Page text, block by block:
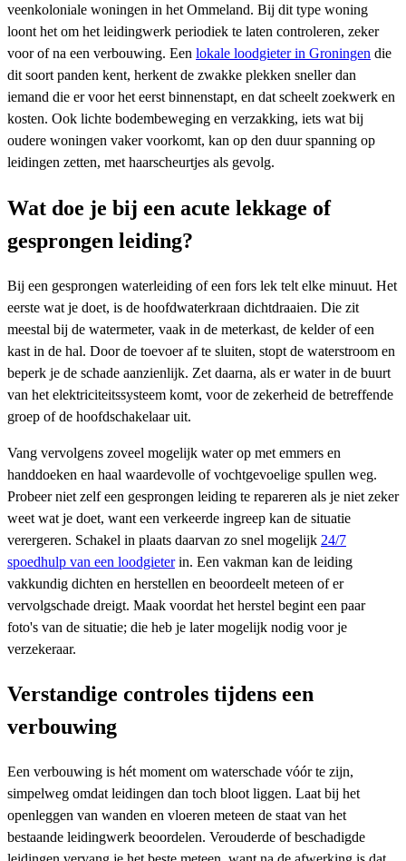
veenkoloniale woningen in het Ommeland. Bij dit type woning
loont het om het leidingwerk periodiek te laten controleren, zeker
voor of na een verbouwing. Een lokale loodgieter in Groningen die
dit soort panden kent, herkent de zwakke plekken sneller dan
iemand die er voor het eerst binnenstapt, en dat scheelt zoekwerk en
kosten. Ook lichte bodembeweging en verzakking, iets wat bij
oudere woningen vaker voorkomt, kan op den duur spanning op
leidingen zetten, met haarscheurtjes als gevolg.
Wat doe je bij een acute lekkage of
gesprongen leiding?
Bij een gesprongen waterleiding of een fors lek telt elke minuut. Het
eerste wat je doet, is de hoofdwaterkraan dichtdraaien. Die zit
meestal bij de watermeter, vaak in de meterkast, de kelder of een
kast in de hal. Door de toevoer af te sluiten, stopt de waterstroom en
beperk je de schade aanzienlijk. Zet daarna, als er water in de buurt
van het elektriciteitssysteem komt, voor de zekerheid de betreffende
groep of de hoofdschakelaar uit.
Vang vervolgens zoveel mogelijk water op met emmers en
handdoeken en haal waardevolle of vochtgevoelige spullen weg.
Probeer niet zelf een gesprongen leiding te repareren als je niet zeker
weet wat je doet, want een verkeerde ingreep kan de situatie
verergeren. Schakel in plaats daarvan zo snel mogelijk 24/7
spoedhulp van een loodgieterin. Een vakman kan de leiding
vakkundig dichten en herstellen en beoordeelt meteen of er
vervolgschade dreigt. Maak voordat het herstel begint een paar
foto's van de situatie; die heb je later mogelijk nodig voor je
verzekeraar.
Verstandige controles tijdens een
verbouwing
Een verbouwing is hét moment om waterschade vóór te zijn,
simpelweg omdat leidingen dan toch bloot liggen. Laat bij het
openleggen van wanden en vloeren meteen de staat van het
bestaande leidingwerk beoordelen. Verouderde of beschadigde